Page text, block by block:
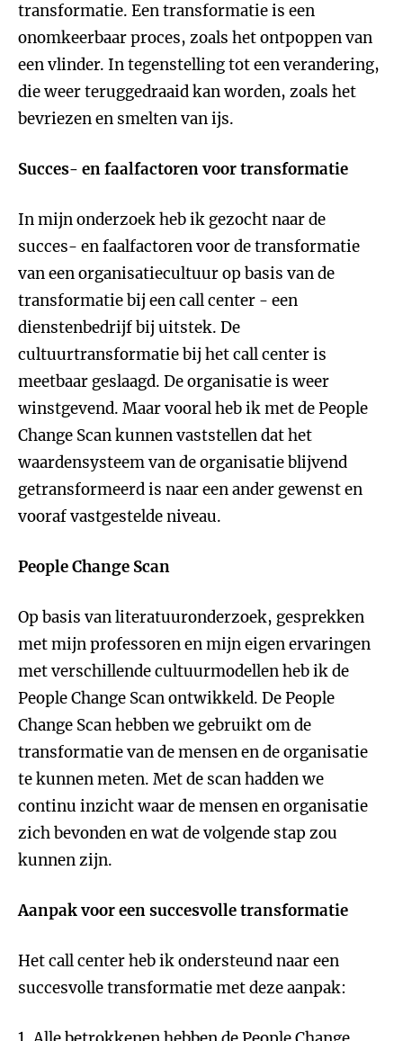
transformatie. Een transformatie is een
onomkeerbaar proces, zoals het ontpoppen van
een vlinder. In tegenstelling tot een verandering,
die weer teruggedraaid kan worden, zoals het
bevriezen en smelten van ijs.
Succes- en faalfactoren voor transformatie
In mijn onderzoek heb ik gezocht naar de
succes- en faalfactoren voor de transformatie
van een organisatiecultuur op basis van de
transformatie bij een call center - een
dienstenbedrijf bij uitstek. De
cultuurtransformatie bij het call center is
meetbaar geslaagd. De organisatie is weer
winstgevend. Maar vooral heb ik met de People
Change Scan kunnen vaststellen dat het
waardensysteem van de organisatie blijvend
getransformeerd is naar een ander gewenst en
vooraf vastgestelde niveau.
People Change Scan
Op basis van literatuuronderzoek, gesprekken
met mijn professoren en mijn eigen ervaringen
met verschillende cultuurmodellen heb ik de
People Change Scan ontwikkeld. De People
Change Scan hebben we gebruikt om de
transformatie van de mensen en de organisatie
te kunnen meten. Met de scan hadden we
continu inzicht waar de mensen en organisatie
zich bevonden en wat de volgende stap zou
kunnen zijn.
Aanpak voor een succesvolle transformatie
Het call center heb ik ondersteund naar een
succesvolle transformatie met deze aanpak: